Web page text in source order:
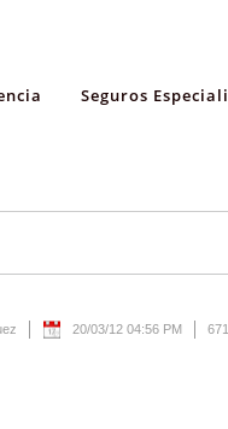
Seguros
20/03/12 04:56 PM